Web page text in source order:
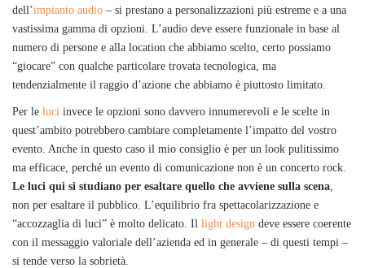
dell’impianto audio – si prestano a personalizzazioni più estreme e a una
vastissima gamma di opzioni. L’audio deve essere funzionale in base al
numero di persone e alla location che abbiamo scelto, certo possiamo
“giocare” con qualche particolare trovata tecnologica, ma
tendenzialmente il raggio d’azione che abbiamo è piuttosto limitato.
Per le luci invece le opzioni sono davvero innumerevoli e le scelte in
quest’ambito potrebbero cambiare completamente l’impatto del vostro
evento. Anche in questo caso il mio consiglio è per un look pulitissimo
ma efficace, perché un evento di comunicazione non è un concerto rock.
Le luci qui si studiano per esaltare quello che avviene sulla scena
non per esaltare il pubblico. L’equilibrio fra spettacolarizzazione e
“accozzaglia di luci” è molto delicato. Il light design deve essere coerente
con il messaggio valoriale dell’azienda ed in generale – di questi tempi –
si tende verso la sobrietà.